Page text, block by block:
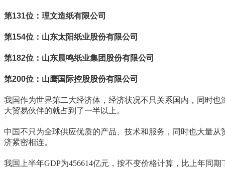
第131位：理文造纸有限公司
第154位：山东太阳纸业股份有限公司
第182位：山东晨鸣纸业集团股份有限公司
第200位：山鹰国际控股股份有限公司
我国作为世界第二大经济体，经济状况不只关系国内，同时
大贸易伙伴的就占到了一半以上。
中国不只为全球供应优质的产品、技术和服务，同时也大量
济紧密相连。
我国上半年GDP为456614亿元，按不变价格计算，比上年同